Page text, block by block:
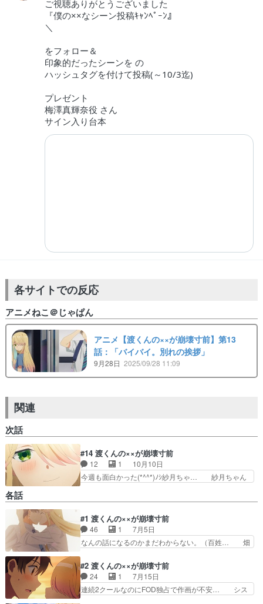
ご視聴ありがとうございました
『僕の××なシーン投稿ｷｬﾝﾍﾟｰﾝ』
＼
をフォロー＆
印象的だったシーンを の
ハッシュタグを付けて投稿(～10/3迄)
プレゼント
梅澤真輝奈役 さん
サイン入り台本
各サイトでの反応
アニメねこ＠じゃぱん
アニメ【渡くんの××が崩壊寸前】第13
話：「バイバイ。別れの挨拶」
9月28日 2025/09/28 11:09
関連
次話
#14 渡くんの××が崩壊寸前
12 1
10月10日
今週も面白かった(*^^*)ﾉｼ紗月ちゃ… 紗月ちゃん
の面白すぎる。実は… まあもう少し見てみようか
これはなんだかん… ベストバウト」第１２回
Episode16… 紗月の実家を訪れる直人と紗月仲居
の弥生ち… ずっと引っ張っていた紗月さんの家庭
事情で… 思ったより毒親じゃなかったし、思った
より…
各話
#1 渡くんの××が崩壊寸前
46 1
7月5日
なんの話になるのかまだわからない。（百姓… 畑
公とヒロイン両方に共感が湧かない系ア… 小４）
くっそかわああああああああああああ… 幼馴染が
元畑荒らしとかパワフルな味付けだ… 紗月の言動
がミステリアスで引き込まれる。… 怖かったよう
#2 渡くんの××が崩壊寸前
24 1
7月15日
連続2クールなのにFOD独占で作画が不安… シス